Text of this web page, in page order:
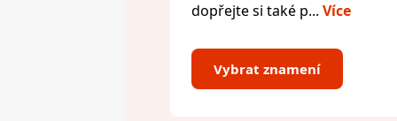
dopřejte si také p... Více
Vybrat znamení